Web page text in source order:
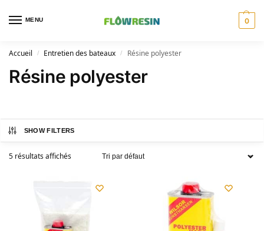
MENU 0
Accueil / Entretien des bateaux / Résine polyester
Résine polyester
SHOW FILTERS
5 résultats affichés